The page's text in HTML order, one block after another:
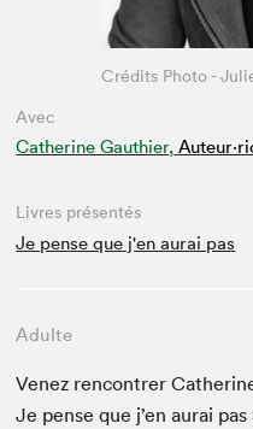
Avec
Catherine Gauthier,
Crédits Photo -
Livres présentés
Je pense que j'en aurai pas
Adulte
Venez ren­con­tr­er
Je pense que j’en aurai